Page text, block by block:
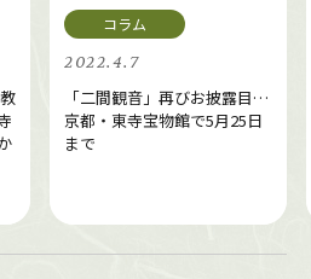
2022.4.7
「二間観音」再びお披露目…
京都・東寺宝物館で5月25日
まで